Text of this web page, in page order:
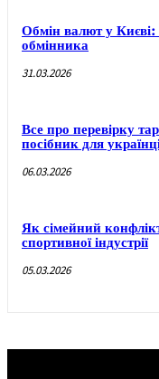
Обмін валют у
обмінника
31.03.2026
Все про перевірку
посібник для
06.03.2026
Як сімейний
спортивної індустрії
05.03.2026